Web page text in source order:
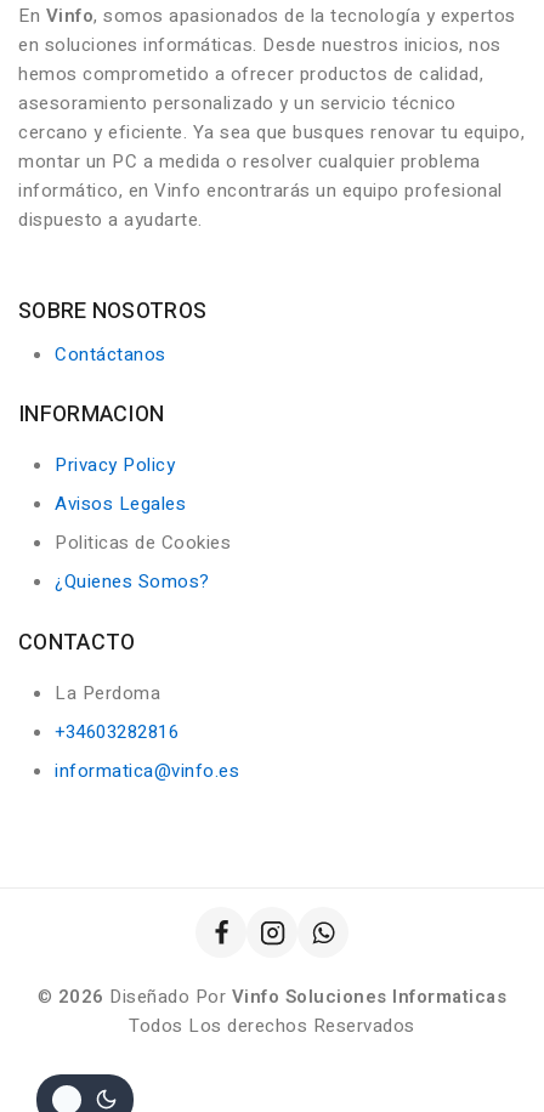
En Vinfo, somos apasionados de la tecnología y expertos
en soluciones informáticas. Desde nuestros inicios, nos
hemos comprometido a ofrecer productos de calidad,
asesoramiento personalizado y un servicio técnico
cercano y eficiente. Ya sea que busques renovar tu equipo,
montar un PC a medida o resolver cualquier problema
informático, en Vinfo encontrarás un equipo profesional
dispuesto a ayudarte.
SOBRE NOSOTROS
Contáctanos
INFORMACION
Privacy Policy
Avisos Legales
Politicas de Cookies
¿Quienes Somos?
CONTACTO
La Perdoma
+34603282816
informatica@vinfo.es
© 2026 Diseñado Por Vinfo Soluciones Informaticas
Todos Los derechos Reservados